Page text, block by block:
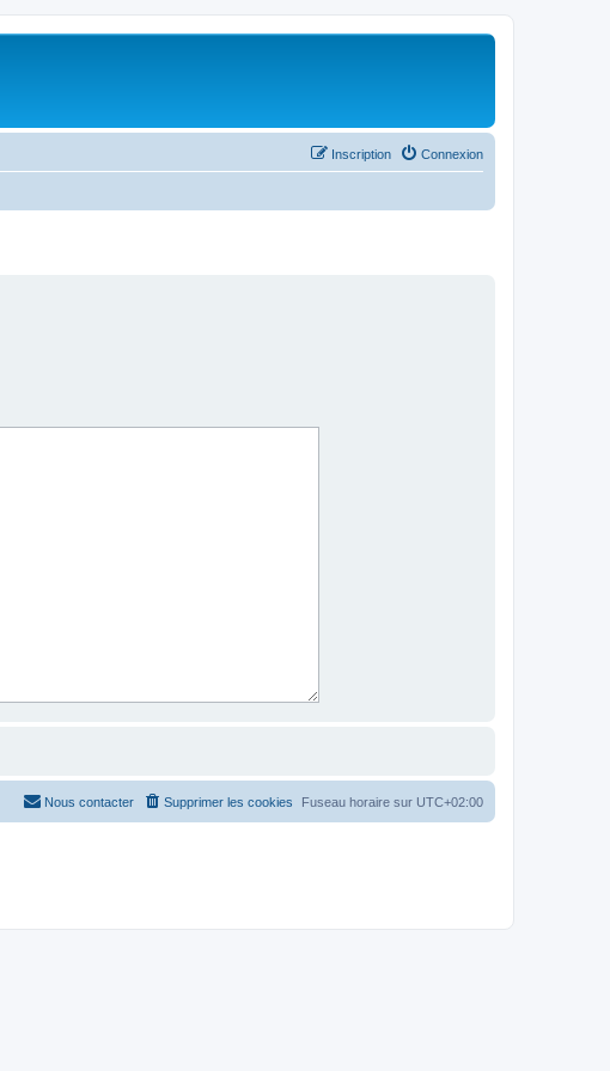
Connexion
Inscription
Fuseau horaire sur UTC+02:00
Supprimer les cookies
Nous contacter